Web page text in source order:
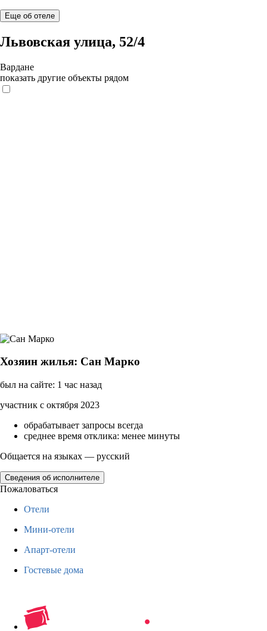
Еще об отеле
Львовская улица, 52/4
Вардане
показать другие объекты рядом
Хозяин жилья: Сан Марко
был на сайте: 1 час назад
участник с октября 2023
обрабатывает запросы всегда
среднее время отклика: менее минуты
Общается на языках — русский
Сведения об исполнителе
Пожаловаться
Отели
Мини-отели
Апарт-отели
Гостевые дома